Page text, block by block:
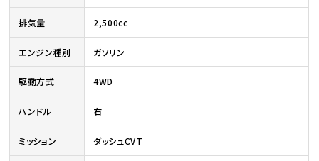
排気量 2,500cc
エンジン種別 ガソリン
駆動方式 4WD
ハンドル 右
ミッション ダッシュCVT